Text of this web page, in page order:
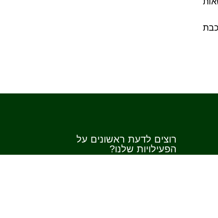
רוצים לדעת ראשונים על
הפעילויות שלנו?